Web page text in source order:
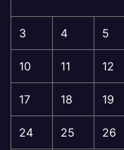
3 4 5
10 11 12
17 18 19
24 25 26